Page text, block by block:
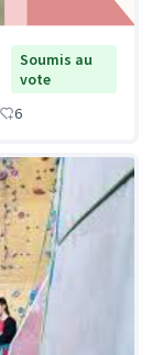
Soumis au
vote
6